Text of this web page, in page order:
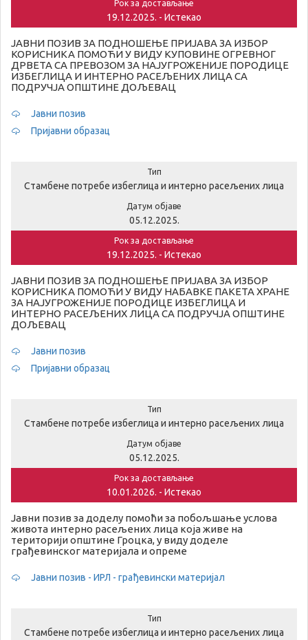
Рок за достављање
19.12.2025. - Истекао
ЈАВНИ ПОЗИВ ЗА ПОДНОШЕЊЕ ПРИЈАВА ЗА ИЗБОР
КОРИСНИКА ПОМОЋИ У ВИДУ КУПОВИНЕ ОГРЕВНОГ
ДРВЕТА СА ПРЕВОЗОМ ЗА НАЈУГРОЖЕНИЈЕ ПОРОДИЦЕ
ИЗБЕГЛИЦА И ИНТЕРНО РАСЕЉЕНИХ ЛИЦА СА
ПОДРУЧЈА ОПШТИНЕ ДОЉЕВАЦ
Јавни позив
Пријавни образац
Тип
Стамбене потребе избеглица и интерно расељених лица
Датум објаве
05.12.2025.
Рок за достављање
19.12.2025. - Истекао
ЈАВНИ ПОЗИВ ЗА ПОДНОШЕЊЕ ПРИЈАВА ЗА ИЗБОР
КОРИСНИКА ПОМОЋИ У ВИДУ НАБАВКЕ ПАКЕТА ХРАНЕ
ЗА НАЈУГРОЖЕНИЈЕ ПОРОДИЦЕ ИЗБЕГЛИЦА И
ИНТЕРНО РАСЕЉЕНИХ ЛИЦА СА ПОДРУЧЈА ОПШТИНЕ
ДОЉЕВАЦ
Јавни позив
Пријавни образац
Тип
Стамбене потребе избеглица и интерно расељених лица
Датум објаве
05.12.2025.
Рок за достављање
10.01.2026. - Истекао
Јавни позив за доделу помоћи за побољшање услова
живота интерно расељених лица која живе на
територији општине Гроцка, у виду доделе
грађевинског материјала и опреме
Јавни позив - ИРЛ - грађевински материјал
Тип
Стамбене потребе избеглица и интерно расељених лица